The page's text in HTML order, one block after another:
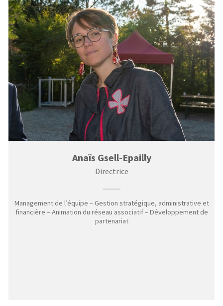
Anaïs Gsell-Epailly
Directrice
Management de l’équipe – Gestion stratégique, administrative et
financière – Animation du réseau associatif – Développement de
partenariat